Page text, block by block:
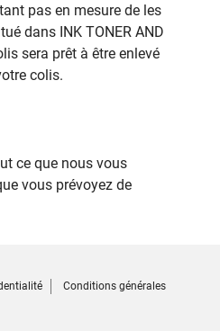
pas en mesure de les
dans INK TONER AND
sera prêt à être enlevé
colis.
ce que nous vous
vous prévoyez de
Conditions générales